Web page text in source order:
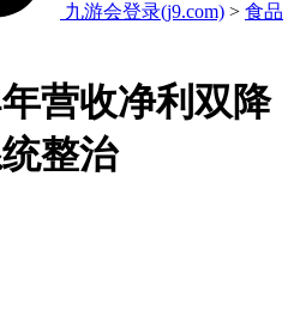
九游会登录(j9.com) > 食品
营收净利双降
整治